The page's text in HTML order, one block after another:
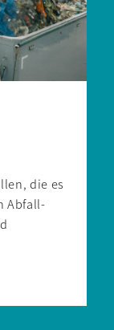
die es
Abfall­